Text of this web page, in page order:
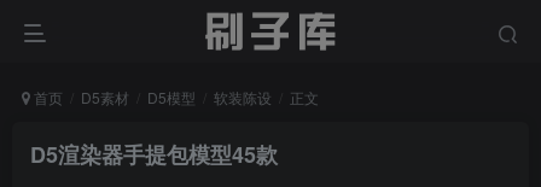
首页 D5素材 D5模型 软装陈设 正文
D5渲染器手提包模型45款